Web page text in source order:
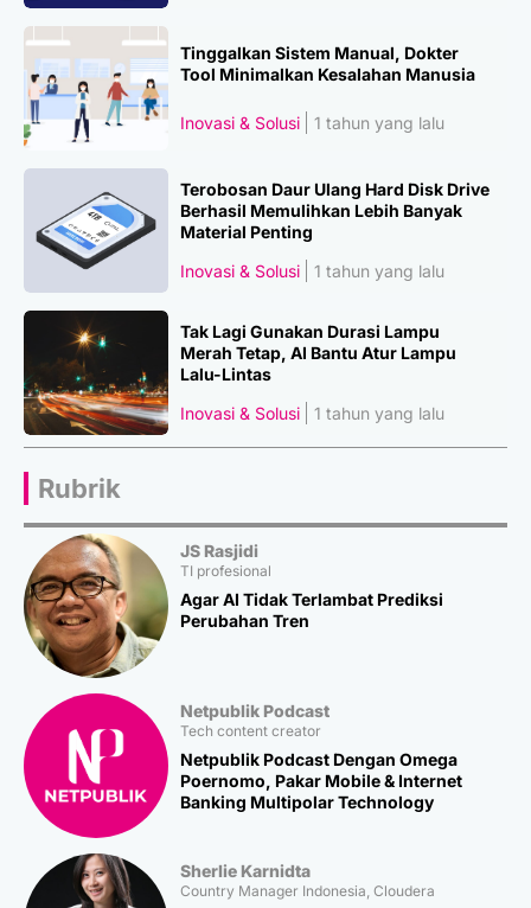
Tinggalkan Sistem Manual, Dokter
Tool Minimalkan Kesalahan Manusia
Inovasi & Solusi 1 tahun yang lalu
Terobosan Daur Ulang Hard Disk Drive
Berhasil Memulihkan Lebih Banyak
Material Penting
Inovasi & Solusi
1 tahun yang lalu
Tak Lagi Gunakan Durasi Lampu
Merah Tetap, AI Bantu Atur Lampu
Lalu-Lintas
Inovasi & Solusi
1 tahun yang lalu
Rubrik
JS Rasjidi
TI profesional
Agar AI Tidak Terlambat Prediksi
Perubahan Tren
Netpublik Podcast
Tech content creator
Netpublik Podcast Dengan Omega
Poernomo, Pakar Mobile & Internet
Banking Multipolar Technology
Sherlie Karnidta
Country Manager Indonesia, Cloudera